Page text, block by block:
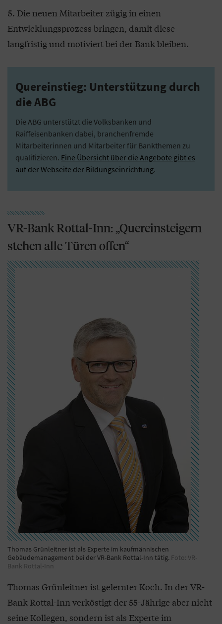
Die neuen Mitarbeiter zügig in einen
Entwicklungsprozess bringen, damit diese
langfristig und motiviert bei der Bank bleiben.
Quereinstieg: Unterstützung durch
die ABG
Die ABG unterstützt die Volksbanken und
Raiffeisenbanken dabei, branchenfremde
Mitarbeiterinnen und Mitarbeiter für Bankthemen zu
qualifizieren. Eine Übersicht über die Angebote gibt es
auf der Webseite der Bildungseinrichtung.
VR-Bank Rottal-Inn: „Quereinsteigern
stehen alle Türen offen“
Thomas Grünleitner ist als Experte im kaufmännischen
Gebäudemanagement bei der VR-Bank Rottal-Inn tätig. Foto: VR-
Bank Rottal-Inn
Thomas Grünleitner ist gelernter Koch. In der VR-
Bank Rottal-Inn verköstigt der 55-Jährige aber nicht
seine Kollegen, sondern ist als Experte im